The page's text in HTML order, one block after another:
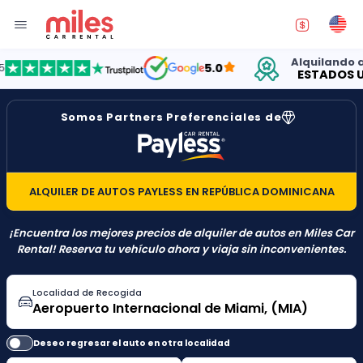
5.0 Alquilando
ESTADOS
Somos Partners Preferenciales de
ALQUILER DE AUTOS PAYLESS EN REPÚBLICA DOMINICANA
¡Encuentra los mejores precios de alquiler de autos en Miles Car
Rental! Reserva tu vehículo ahora y viaja sin inconvenientes.
Localidad de Recogida
Deseo regresar el auto en otra localidad